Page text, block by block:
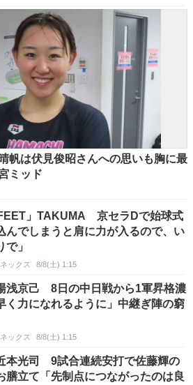
帆は伏見俊昭さんへの思いも胸に最
ミッド
」TAKUMA 京セラDで始球式
んでしまうと肩に力が入るので、い
で」
ックス 8/8(土) 1:15
浅京己 8日の中日戦から1軍昇格濃
力になれるように」中継ぎ陣の窮
ックス 8/8(土) 1:15
本光司 9試合連続安打で佐藤輝の
膳立て「先制点につながったのは良